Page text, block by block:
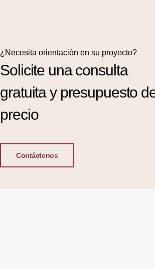
¿Necesita orientación en su proyecto?
Solicite una consulta
gratuita y presupuesto
precio
Contáctenos